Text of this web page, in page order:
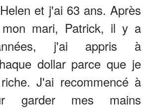
et j'ai 63 ans. Après
mari, Patrick, il y a
j'ai appris à
dollar parce que je
J'ai recommencé à
garder mes mains